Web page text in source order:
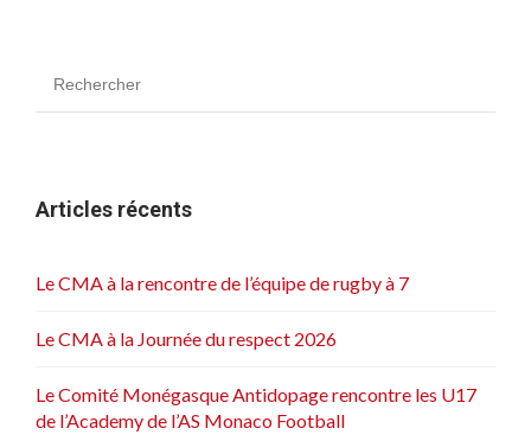
o
d
s
a
r
Articles récents
Le CMA à la rencontre de l’équipe de rugby à 7
Le CMA à la Journée du respect 2026
Le Comité Monégasque Antidopage rencontre les U17
de l’Academy de l’AS Monaco Football